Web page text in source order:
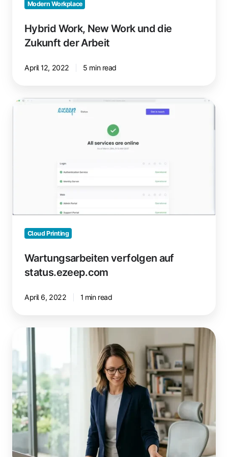
Modern Workplace
Hybrid Work, New Work und die
Zukunft der Arbeit
April 12, 2022 5 min read
Wartungsarbeiten
Cloud Printing
Wartungsarbeiten verfolgen auf
status.ezeep.com
April 6, 2022 1 min read
Home-
Office:
rechtlich
wissen
solltest